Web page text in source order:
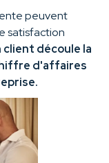
peuvent
satisfaction
découle la
d'affaires